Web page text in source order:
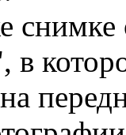
снимке
в